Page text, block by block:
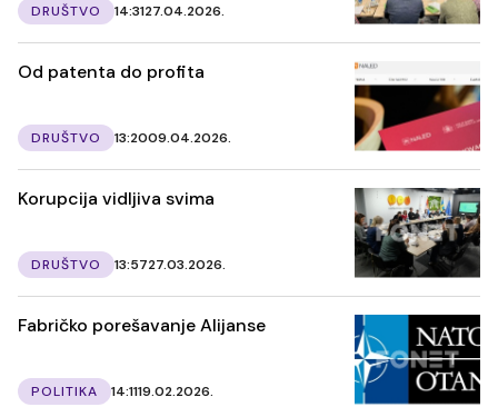
DRUŠTVO 14:3127.04.2026.
Od patenta do profita
DRUŠTVO 13:2009.04.2026.
Korupcija vidljiva svima
DRUŠTVO 13:5727.03.2026.
Fabričko porešavanje Alijanse
POLITIKA 14:1119.02.2026.